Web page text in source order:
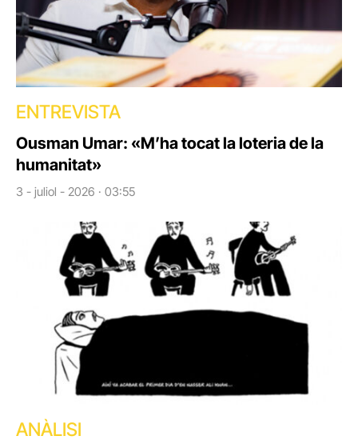
ENTREVISTA
Ousman Umar: «M’ha tocat la loteria de la
humanitat»
3 - juliol - 2026 · 03:55
ANÀLISI